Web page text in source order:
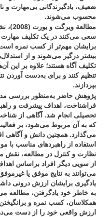
ضعیف، یادگیرندگانی بی‌مهارت و
محسوب می‌شوند.
سعی می‌کنند در یک تکلیف مهارت
برایشان مهم‌تر از کسب نمره
بیشتر درگیر می‌شوند و از
تکلیف آگاه هستند؛ علاوه بر این
تنظیم کنند و برای به‌دست آوردن
بپردازند.
پژوهش حاضر به‌منظور بررسی
فراشناخت، اهداف پیشرفت و
تحصیلی انجام شد. آگاهی از
که به آن مربوط می‌شود، بر
می‌گذارد. همچنین دانش و آگاهی
استفاده از راهبردهای مناسب با
نظارت و کنترل در مطالعه، نقش
از سویی دیگر افراد براساس
می‌توانند به نتایج موفق یا
یادگیری برایشان ارزش درونی
به خاطر خود یادگرفتن، مطالعه
همکلاسان، کسب نمره و
ارزش واقعی خود را از دست